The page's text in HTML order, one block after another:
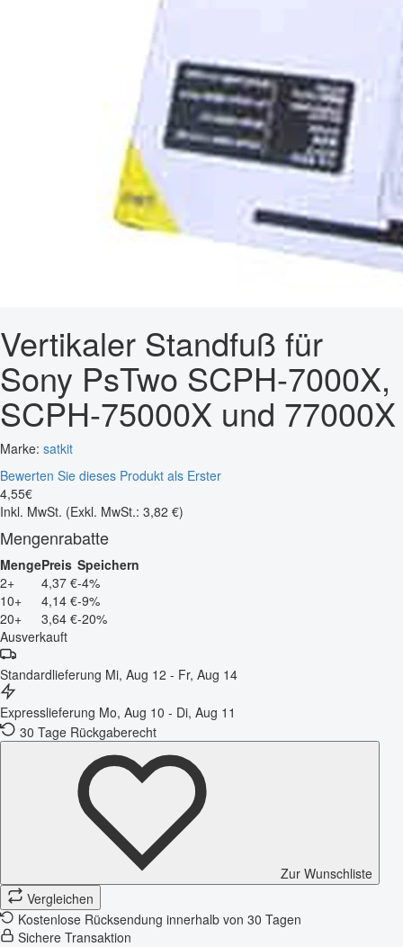
Vertikaler Standfuß für
Sony PsTwo SCPH-7000X,
SCPH-75000X und 77000X
Marke: satkit
Bewerten Sie dieses Produkt als Erster
4,55€
Inkl. MwSt. (Exkl. MwSt.: 3,82 €)
Mengenrabatte
MengePreis Speichern
2+
4,37 €-4%
10+
4,14 €-9%
20+
3,64 €-20%
Ausverkauft
Standardlieferung Mi, Aug 12 - Fr, Aug 14
Expresslieferung Mo, Aug 10 - Di, Aug 11
30 Tage Rückgaberecht
Zur Wunschliste
Vergleichen
Kostenlose Rücksendung innerhalb von 30 Tagen
Sichere Transaktion